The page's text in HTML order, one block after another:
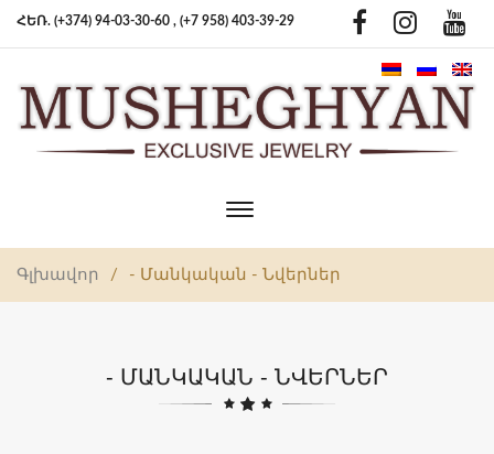
ՀԵՌ. (+374) 94-03-30-60 , (+7 958) 403-39-29
Toggle
navigation
Գլխավոր / - Մանկական - Նվերներ
- ՄԱՆԿԱԿԱՆ - ՆՎԵՐՆԵՐ